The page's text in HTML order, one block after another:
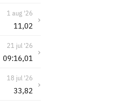
11,02
1 aug '26 ›
09:16,01
21 jul '26 ›
33,82
18 jul '26 ›